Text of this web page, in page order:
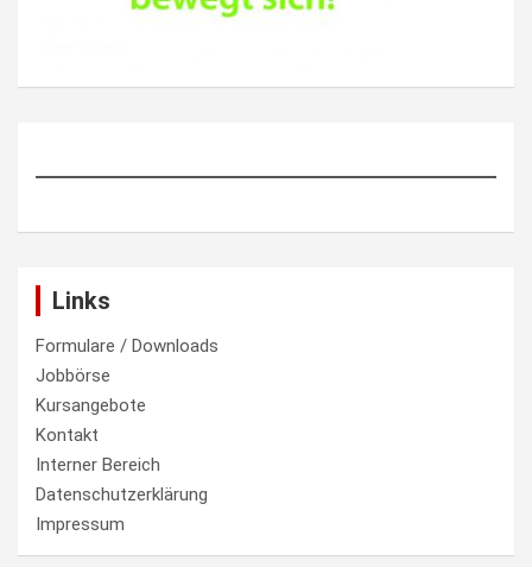
Links
Formulare / Downloads
Jobbörse
Kursangebote
Kontakt
Interner Bereich
Datenschutzerklärung
Impressum